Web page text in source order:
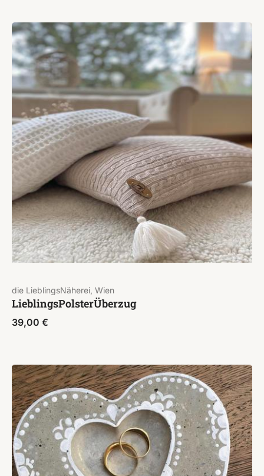
die LieblingsNäherei, Wien
LieblingsPolsterÜberzug
39,00 €